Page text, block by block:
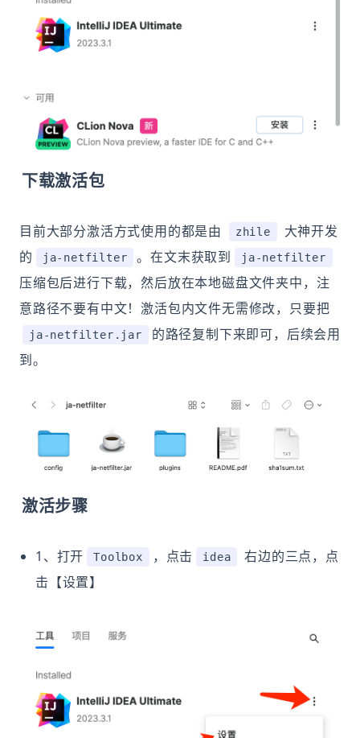
下载激活包
目前大部分激活方式使用的都是由 zhile
大神开发
的
ja-netfilter 。在文末获取到 ja-netfilter
压缩包后进行下载，然后放在本地磁盘文件夹中，注
意路径不要有中文！激活包内文件无需修改，只要把
ja-netfilter.jar
的路径复制下来即可，后续会用
到。
激活步骤
1、打开 Toolbox ，点击 idea
右边的三点，点
击【设置】